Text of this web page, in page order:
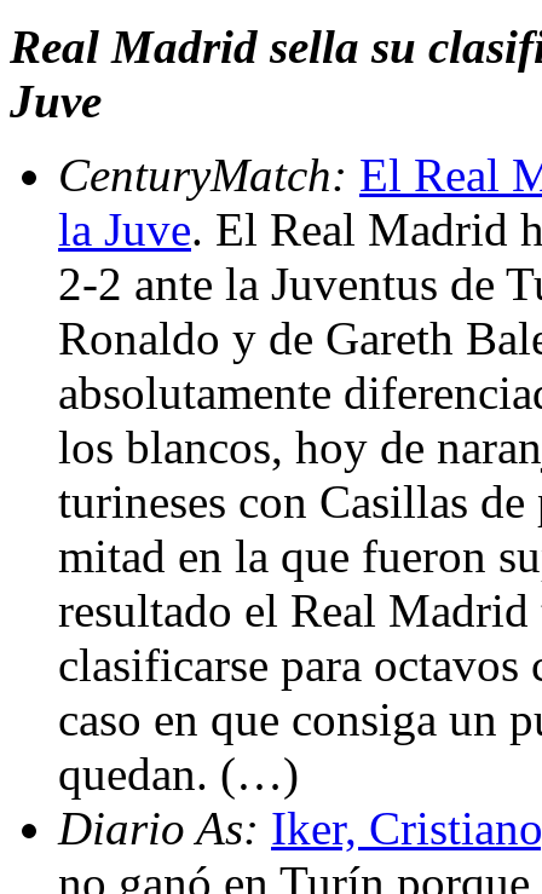
Real Madrid sella su
Juve
CenturyMatch: El Real
la Juve. El Real Madrid
2-2 ante la Juventus de
Ronaldo y de Gareth
absolutamente
los blancos, hoy de
turineses con Casillas
mitad en la que fueron
resultado el Real
clasificarse para
caso en que consiga un
quedan. (…)
Diario As: Iker,
no ganó en Turín porque